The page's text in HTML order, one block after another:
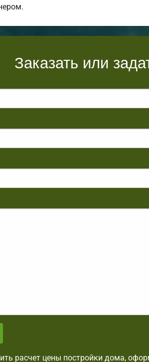
Заказать или
расчет цены постройки дома,